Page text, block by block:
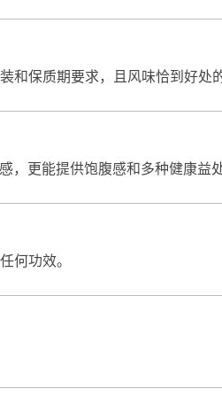
和保质期要求，且风味恰到好处
，更能提供饱腹感和多种健康益
何功效。